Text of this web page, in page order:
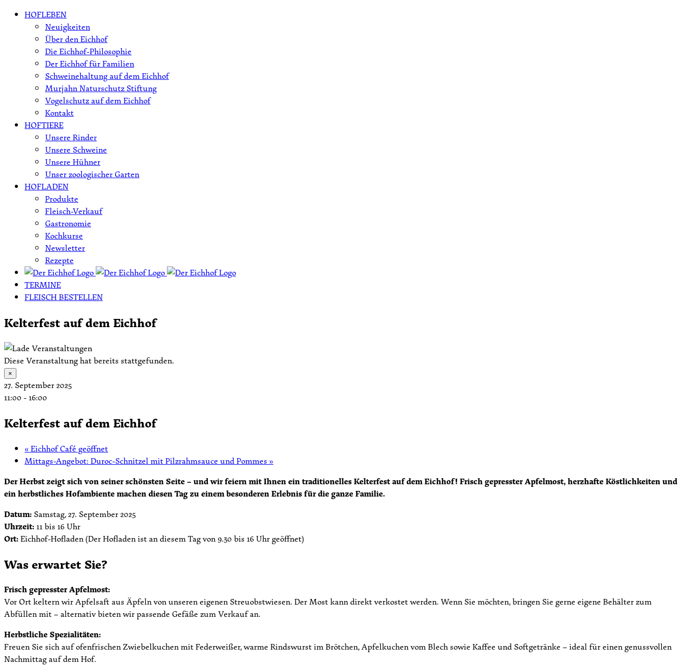
Skip HOFLEBEN
Neuigkeiten
Über den Eichhof
Die Eichhof-Philosophie
Der Eichhof für Familien
Schweinehaltung auf dem Eichhof
Murjahn Naturschutz Stiftung
Vogelschutz auf dem Eichhof
Kontakt
HOFTIERE
Unsere Rinder
Unsere Schweine
Unsere Hühner
Unser zoologischer Garten
HOFLADEN
Produkte
Fleisch-Verkauf
Gastronomie
Kochkurse
Newsletter
Rezepte
TERMINE
FLEISCH BESTELLEN
Kelterfest auf dem Eichhof
Diese Veranstaltung hat bereits stattgefunden.
×
27. September 2025
11:00 -16:00
Kelterfest auf dem Eichhof
« Eichhof Café geöffnet
Mittags-Angebot: Duroc-Schnitzel mit Pilzrahmsauce und Pommes »
Der Herbst zeigt sich von seiner schönsten Seite – und wir feiern mit Ihnen ein traditionelles Kelterfest auf dem Eichhof! Frisch gepresster Apfelmost, herzhafte Köstlichkeiten und
ein herbstliches Hofambiente machen diesen Tag zu einem besonderen Erlebnis für die ganze Familie.
Datum: Samstag, 27. September 2025
Uhrzeit:11 bis 16 Uhr
Ort:Eichhof-Hofladen (Der Hofladen ist an diesem Tag von 9.30 bis 16 Uhr geöffnet)
Was erwartet Sie?
Frisch gepresster Apfelmost:
Vor Ort keltern wir Apfelsaft aus Äpfeln von unseren eigenen Streuobstwiesen. Der Most kann direkt verkostet werden. Wenn Sie möchten, bringen Sie gerne eigene Behälter zum
Abfüllen mit – alternativ bieten wir passende Gefäße zum Verkauf an.
Herbstliche Spezialitäten:
Freuen Sie sich auf ofenfrischen Zwiebelkuchen mit Federweißer, warme Rindswurst im Brötchen, Apfelkuchen vom Blech sowie Kaffee und Softgetränke – ideal für einen genussvollen
Nachmittag auf dem Hof.